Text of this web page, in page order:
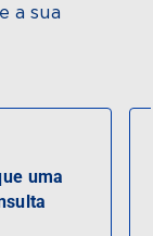
a sua
uma